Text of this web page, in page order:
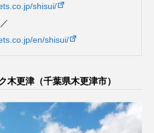
shisui/
en/shisui/
木更津（千葉県木更津市）